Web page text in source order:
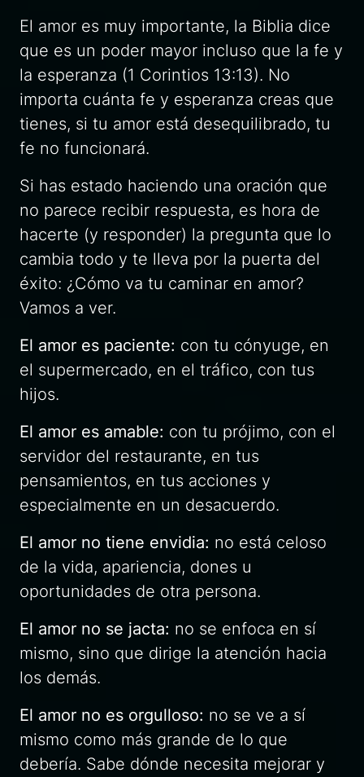
El amor es muy importante, la Biblia dice
que es un poder mayor incluso que la fe y
la esperanza (1 Corintios 13:13). No
importa cuánta fe y esperanza creas que
tienes, si tu amor está desequilibrado, tu
fe no funcionará.
Si has estado haciendo una oración que
no parece recibir respuesta, es hora de
hacerte (y responder) la pregunta que lo
cambia todo y te lleva por la puerta del
éxito: ¿Cómo va tu caminar en amor?
Vamos a ver.
El amor es paciente: con tu cónyuge, en
el supermercado, en el tráfico, con tus
hijos.
El amor es amable: con tu prójimo, con el
servidor del restaurante, en tus
pensamientos, en tus acciones y
especialmente en un desacuerdo.
El amor no tiene envidia: no está celoso
de la vida, apariencia, dones u
oportunidades de otra persona.
El amor no se jacta: no se enfoca en sí
mismo, sino que dirige la atención hacia
los demás.
El amor no es orgulloso: no se ve a sí
mismo como más grande de lo que
debería. Sabe dónde necesita mejorar y